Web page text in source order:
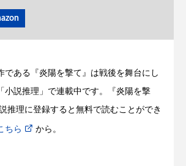
である『炎陽を撃て』は戦後を舞台にし
小説推理」で連載中です。『炎陽を撃
推理に登録すると無料で読むことができ
ちら から。